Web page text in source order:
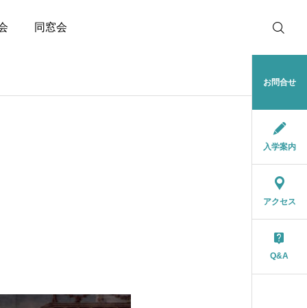
同窓会
お問合せ
入学案内
アクセス
Q&A